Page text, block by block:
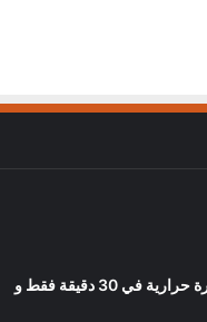
جدول حرق 300 سعرة حرارية في 30 دقيقة فقط و